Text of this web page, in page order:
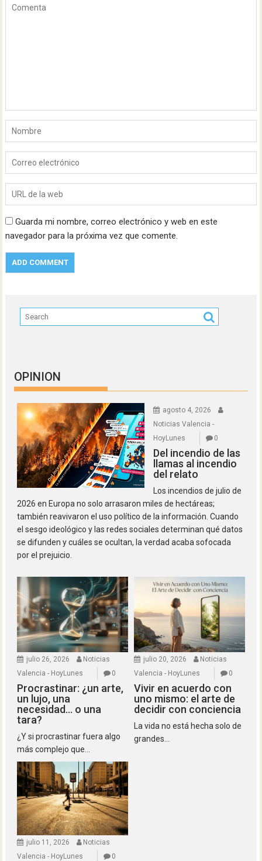
Guarda mi nombre, correo electrónico y web en este
navegador para la próxima vez que comente.
OPINION
agosto 4, 2026
Noticias Valencia -
HoyLunes
0
Del incendio de las
llamas al incendio
del relato
Los incendios de julio de
2026 en Europa no solo arrasaron miles de hectáreas;
también reavivaron el uso político de la información. Cuando
el sesgo ideológico y las redes sociales determinan qué datos
se difunden y cuáles se ocultan, la verdad acaba sofocada
por el prejuicio.
julio 26, 2026
Noticias
Valencia - HoyLunes
0
Procrastinar: ¿un arte,
un lujo, una
necesidad… o una
tara?
¿Y si procrastinar fuera algo
más complejo que...
julio 20, 2026
Noticias
Valencia - HoyLunes
0
Vivir en acuerdo con
uno mismo: el arte de
decidir con conciencia
La vida no está hecha solo de
grandes...
julio 11, 2026
Noticias
Valencia - HoyLunes
0